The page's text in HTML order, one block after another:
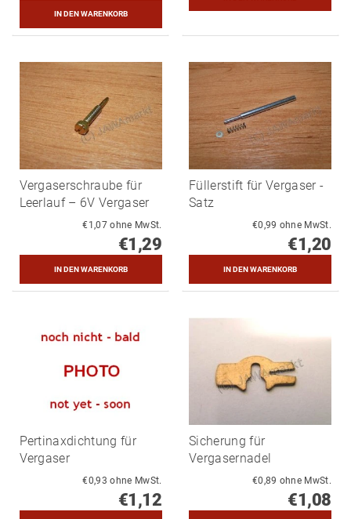
Vergaserschraube für
Leerlauf – 6V Vergaser
€1,07 ohne MwSt.
€1,29
Füllerstift für Vergaser -
Satz
€0,99 ohne MwSt.
€1,20
Pertinaxdichtung für
Vergaser
€0,93 ohne MwSt.
€1,12
Sicherung für
Vergasernadel
€0,89 ohne MwSt.
€1,08